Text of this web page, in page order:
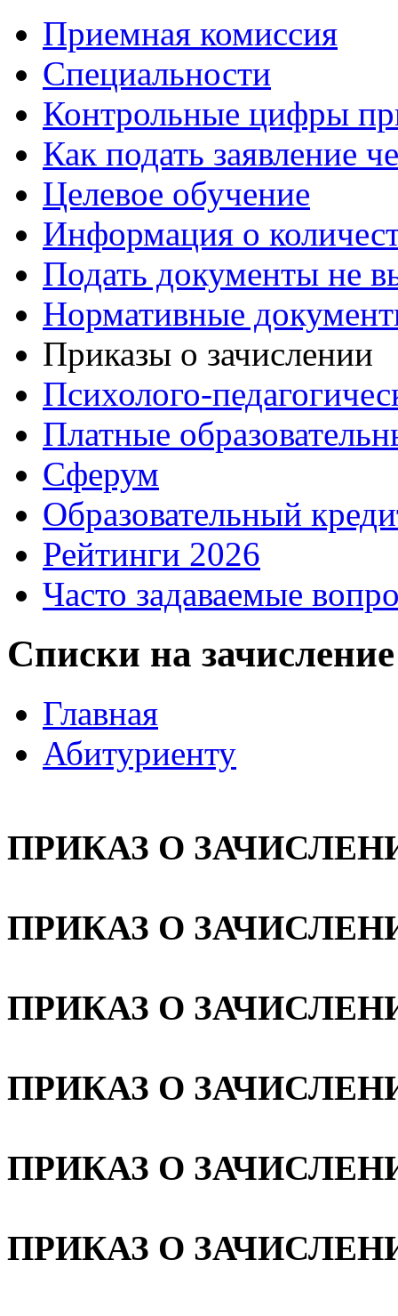
Приемная комиссия
Специальности
Контрольные цифры
Как подать заявление
Целевое обучение
Информация о
Подать документы не
Нормативные
Приказы о зачислении
Психолого-
Платные
Сферум
Образовательный
Рейтинги 2026
Часто задаваемые
Списки на зачисление
Главная
Абитуриенту
ПРИКАЗ О
ПРИКАЗ О
ПРИКАЗ О
ПРИКАЗ О
ПРИКАЗ О
ПРИКАЗ О